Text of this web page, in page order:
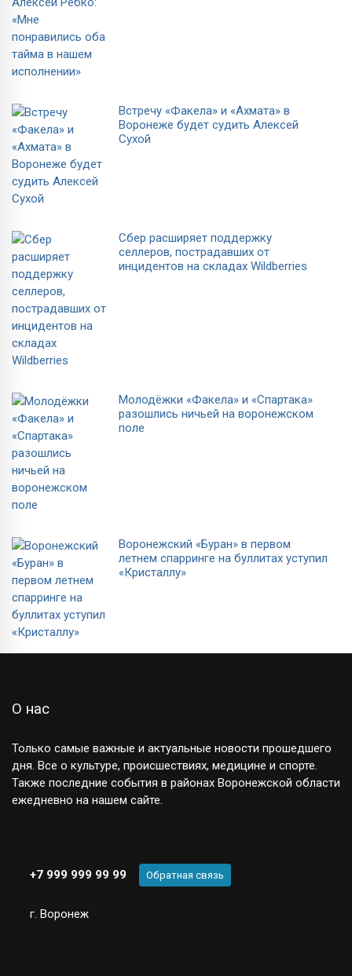
Встречу «Факела» и «Ахмата» в
Воронеже будет судить Алексей
Сухой
Сбер расширяет поддержку
селлеров, пострадавших от
инцидентов на складах Wildberries
Молодёжки «Факела» и «Спартака»
разошлись ничьей на воронежском
поле
Воронежский «Буран» в первом
летнем спарринге на буллитах уступил
«Кристаллу»
О нас
Только самые важные и актуальные новости прошедшего
дня. Все о культуре, происшествиях, медицине и спорте.
Также последние события в районах Воронежской области
ежедневно на нашем сайте.
+7 999 999 99 99 Обратная связь
г. Воронеж